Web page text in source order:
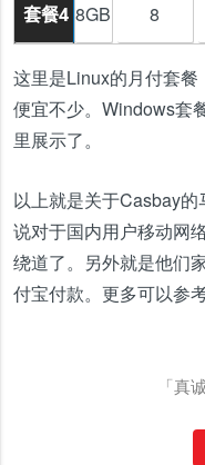
套餐4 8GB 8
这里是Linux的月付套
便宜不少。Windows套
里展示了。
以上就是关于Casbay
说对于国内用户移动网
绕道了。另外就是他们
付宝付款。更多可以参
「真